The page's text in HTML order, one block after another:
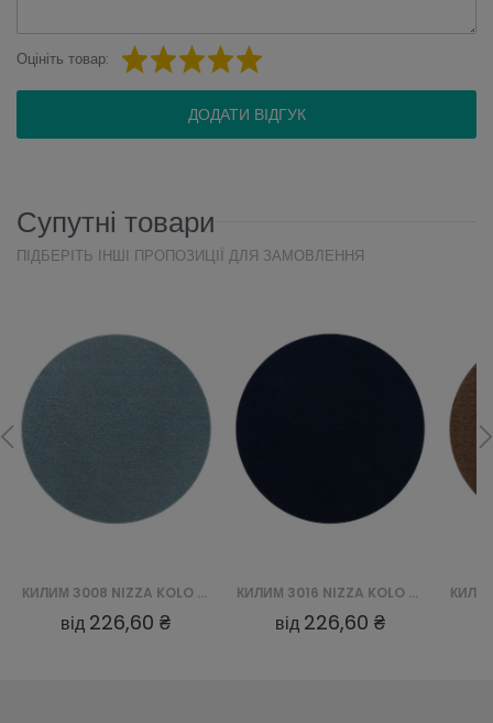
Оцініть товар:
ДОДАТИ ВІДГУК
Супутні товари
ПІДБЕРІТЬ ІНШІ ПРОПОЗИЦІЇ ДЛЯ ЗАМОВЛЕННЯ
КИЛИМ 3008 NIZZA KOLO - NIEBIESKI
від 226,60 ₴
КИЛИМ 3016 NIZZA KOLO - GRANATOWY
від 226,60 ₴